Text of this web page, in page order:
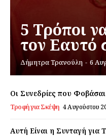
Daily Food
5 Τρόποι
τον Εαυτό
Δήμητρα Τρανούλη - 6
Οι Συνεδρίες που
Τροφή για Σκέψη 4 Αυγούστου
Αυτή Είναι η Συνταγή για